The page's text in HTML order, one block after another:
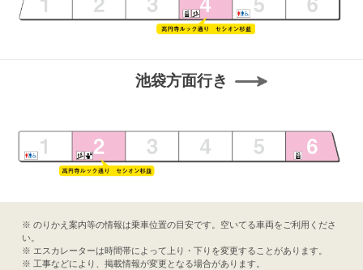
池袋方面行き
※ のりかえ案内等の情報は乗車位置の目安です。空いてる車両をご利用くださ
い。
※ エスカレーターは時間帯によって上り・下りを変更することがあります。
※ 工事などにより、掲載情報が変更となる場合があります。